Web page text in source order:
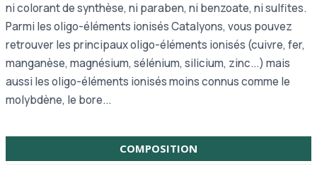
ni colorant de synthèse, ni paraben, ni benzoate, ni sulfites.
Parmi les oligo-éléments ionisés Catalyons, vous pouvez
retrouver les principaux oligo-éléments ionisés (cuivre, fer,
manganèse, magnésium, sélénium, silicium, zinc...) mais
aussi les oligo-éléments ionisés moins connus comme le
molybdène, le bore...
COMPOSITION